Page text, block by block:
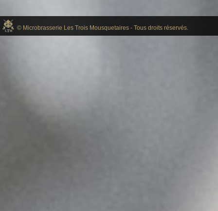
© Microbrasserie Les Trois Mousquetaires - Tous droits réservés.